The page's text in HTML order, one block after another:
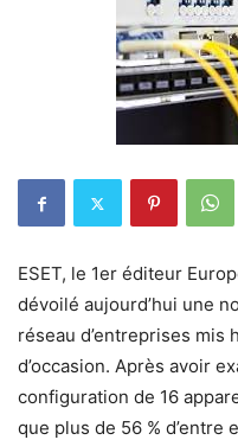
ESET, le 1er éditeur
dévoilé aujourd’hui une
réseau d’entreprises mis
d’occasion. Après avoir
configuration de 16
que plus de 56 %